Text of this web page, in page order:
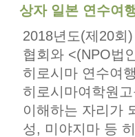
상자 일본 연수여
2018년도(제20회
협회와 <(NPO법
히로시마 연수여
히로시마여학원
이해하는 자리가
성, 미야지마 등